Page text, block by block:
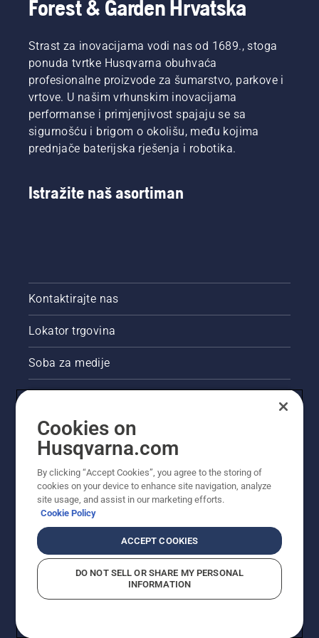
Forest & Garden Hrvatska
Strast za inovacijama vodi nas od 1689., stoga
ponuda tvrtke Husqvarna obuhvaća
profesionalne proizvode za šumarstvo, parkove i
vrtove. U našim vrhunskim inovacijama
performanse i primjenjivost spajaju se sa
sigurnošću i brigom o okolišu, među kojima
prednjače baterijska rješenja i robotika.
Istražite naš asortiman
Kontaktirajte nas
Lokator trgovina
Soba za medije
Akcije
Pravne informacije o proizvodu
Ostale stranice tvrtke Husqvarna
Cookies on
Husqvarna.com
By clicking “Accept Cookies”, you agree to the storing of
cookies on your device to enhance site navigation, analyze
site usage, and assist in our marketing efforts.
Cookie Policy
ACCEPT COOKIES
DO NOT SELL OR SHARE MY PERSONAL
INFORMATION